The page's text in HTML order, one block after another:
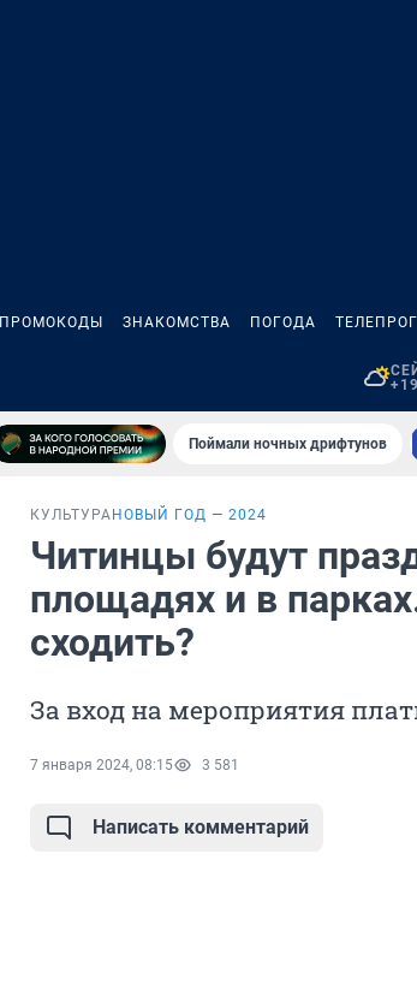
ПРОМОКОДЫ ЗНАКОМСТВА ПОГОДА
Поймали ночных дрифтунов
КУЛЬТУРА НОВЫЙ ГОД — 2024
Читинцы будут
площадях и в
сходить?
За вход на мероприятия
7 января 2024, 08:15 3 581
Написать комментарий